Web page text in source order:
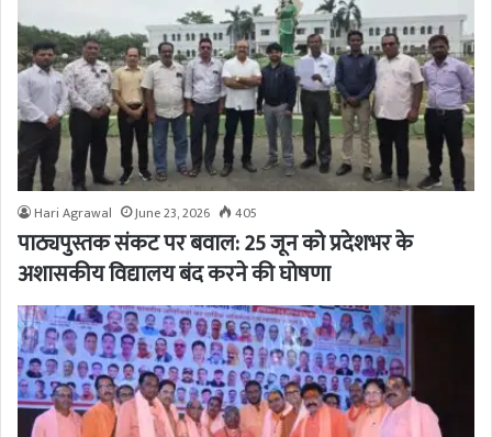
Hari Agrawal June 23, 2026 405
पाठ्यपुस्तक संकट पर बवाल: 25 जून को प्रदेशभर के
अशासकीय विद्यालय बंद करने की घोषणा